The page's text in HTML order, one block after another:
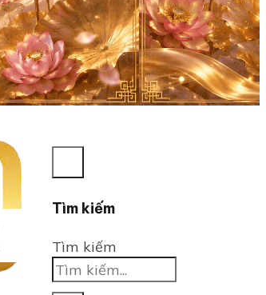
Tìm kiếm
Tìm kiếm